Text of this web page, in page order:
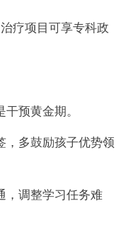
疗项目可享专科政
预黄金期。
，多鼓励孩子优势领
，调整学习任务难